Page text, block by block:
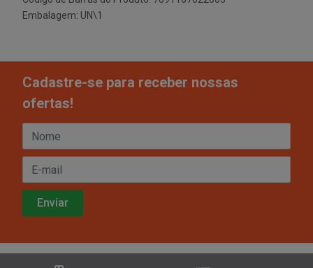
Embalagem: UN\1
Cadastre-se para receber nossas
ofertas!